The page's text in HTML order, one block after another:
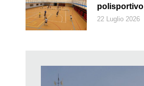
polisportivo
22 Luglio 2026